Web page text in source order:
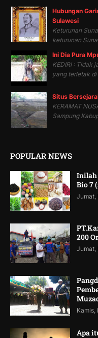
Hubungan
Sulawesi
Keturunan
keturunan
Ini Dia Pura
KEDIRI : Tidak
yang terletak
Situs
KERAMAT
Sampung
POPULAR NEWS
Inilah
Bio 7
Jumat,
200
Jumat,
Kamis,
Apa